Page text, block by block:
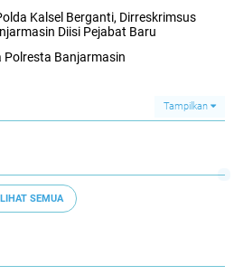
Kalsel Berganti, Dirreskrimsus
Diisi Pejabat Baru
Polresta Banjarmasin
Tampilkan
LIHAT SEMUA